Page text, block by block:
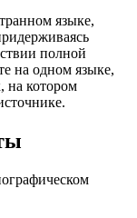
языке,
полной
на одном языке,
на котором